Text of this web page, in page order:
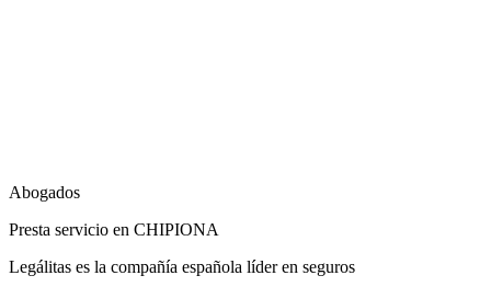
Abogados
Presta servicio en CHIPIONA
Legálitas es la compañía española líder en seguros